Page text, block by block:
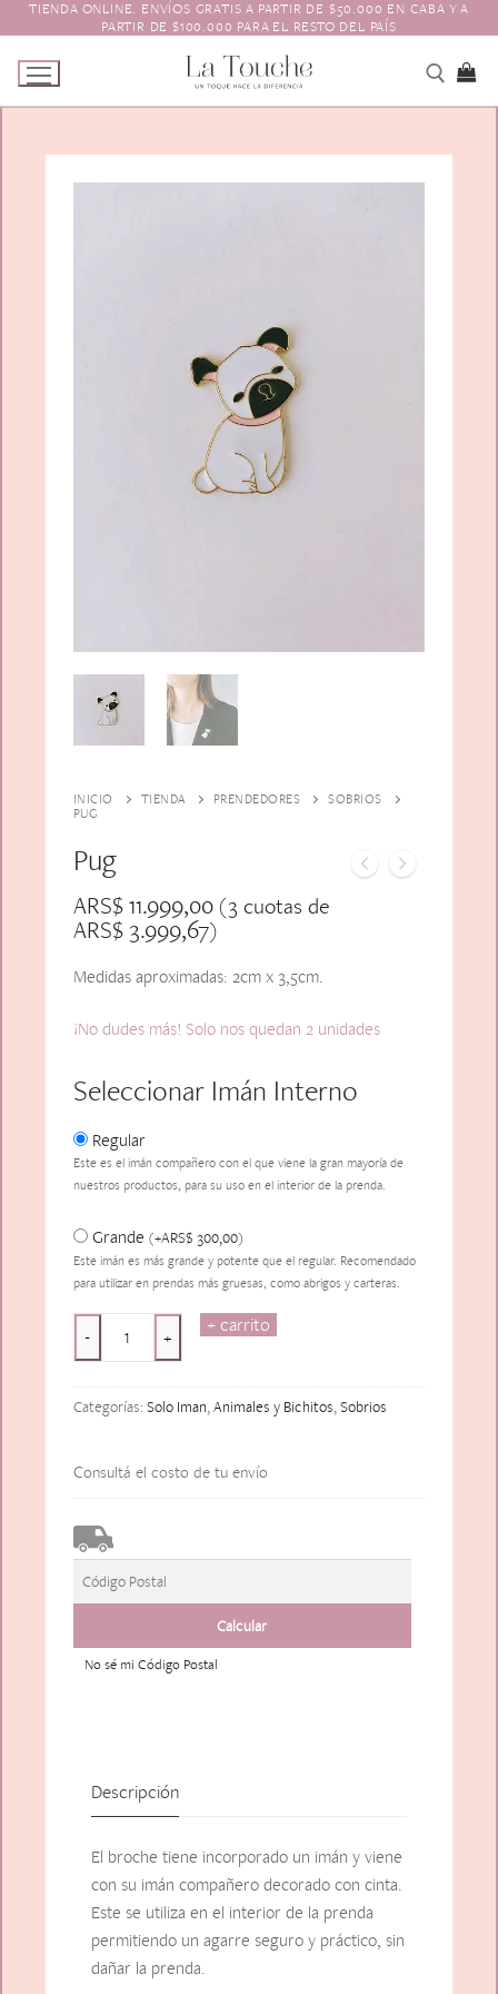
al
contenido
TIENDA ONLINE. ENVÍOS GRATIS A PARTIR DE $50.000 EN CABA Y A
PARTIR DE $100.000 PARA EL RESTO DEL PAÍS
Animales y Bichitos
Florales
Varios
Escarapelas
Accesorios para el pelo
Boinas
Vinchas
Hebillas
Aros
Guantes
Charreteras
Contacto
INICIO TIENDA PRENDEDORES
SOBRIOS
PUG
Pug
ARS$11.999,00(3 cuotas de
ARS$3.999,67)
Medidas aproximadas: 2cm x 3,5cm.
¡No dudes más! Solo nos quedan 2 unidades
Seleccionar Imán Interno
Regular
Este es el imán compañero con el que viene la gran mayoría de
nuestros productos, para su uso en el interior de la prenda.
Grande (+ARS$ 300,00)
Este imán es más grande y potente que el regular. Recomendado
para utilizar en prendas más gruesas, como abrigos y carteras.
cantidad
- +
+ carrito
Categorías: Solo Iman,Animales y Bichitos,Sobrios
Consultá el costo de tu envío
No sé mi Código Postal
Descripción
El broche tiene incorporado un imán y viene
con su imán compañero decorado con cinta.
Este se utiliza en el interior de la prenda
permitiendo un agarre seguro y práctico, sin
dañar la prenda.